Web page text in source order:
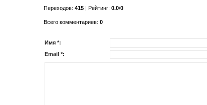
Переходов: 415 | Рейтинг: 0.0/0
Всего комментариев: 0
Имя *:
Email *: